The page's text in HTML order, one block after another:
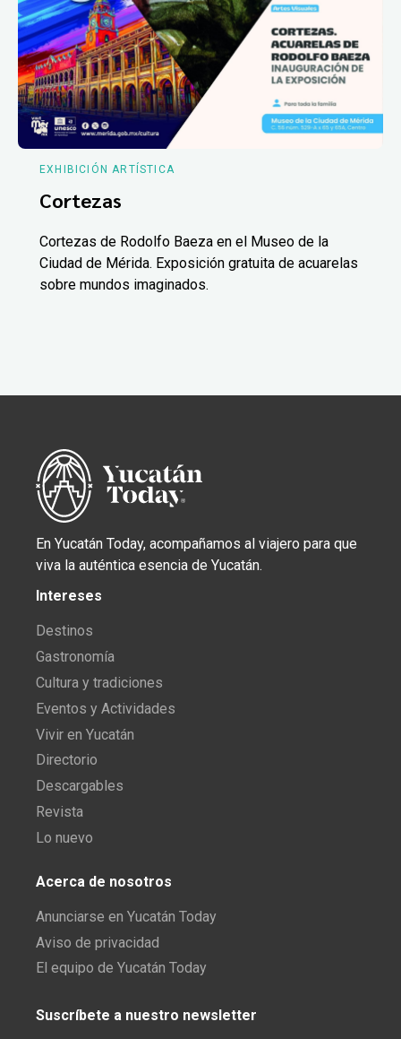
EXHIBICIÓN ARTÍSTICA
Cortezas
Cortezas de Rodolfo Baeza en el Museo de la
Ciudad de Mérida. Exposición gratuita de acuarelas
sobre mundos imaginados.
En Yucatán Today, acompañamos al viajero para que
viva la auténtica esencia de Yucatán.
Intereses
Destinos
Gastronomía
Cultura y tradiciones
Eventos y Actividades
Vivir en Yucatán
Directorio
Descargables
Revista
Lo nuevo
Acerca de nosotros
Anunciarse en Yucatán Today
Aviso de privacidad
El equipo de Yucatán Today
Suscríbete a nuestro newsletter